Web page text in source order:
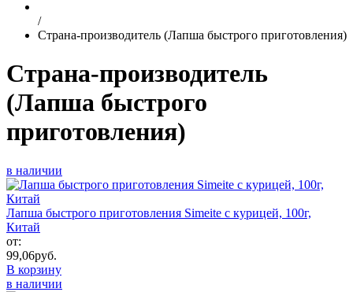
/
Страна-производитель (Лапша быстрого приготовления)
Страна-производитель
(Лапша быстрого
приготовления)
в наличии
Лапша быстрого приготовления Simeite с курицей, 100г,
Китай
от:
99,06руб.
В корзину
в наличии